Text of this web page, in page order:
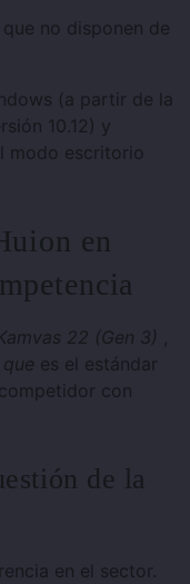
no disponen de
(a partir de la
10.12) y
modo escritorio
en
22 (Gen 3)
es el estándar
con
de la
en el sector.